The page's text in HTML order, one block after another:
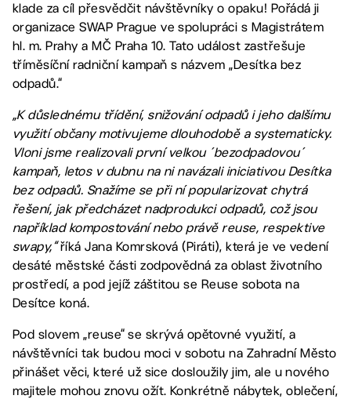
klade za cíl přesvědčit návštěvníky o opaku! Pořádá ji
organizace SWAP Prague ve spolupráci s Magistrátem
hl. m. Prahy a MČ Praha 10. Tato událost zastřešuje
tříměsíční radniční kampaň s názvem „Desítka bez
odpadů.“
„K důslednému třídění, snižování odpadů i jeho dalšímu
využití občany motivujeme dlouhodobě a systematicky.
Vloni jsme realizovali první velkou ´bezodpadovou´
kampaň, letos v dubnu na ni navázali iniciativou Desítka
bez odpadů. Snažíme se při ní popularizovat chytrá
řešení, jak předcházet nadprodukci odpadů, což jsou
například kompostování nebo právě reuse, respektive
swapy,“říká Jana Komrsková (Piráti), která je ve vedení
desáté městské části zodpovědná za oblast životního
prostředí, a pod jejíž záštitou se Reuse sobota na
Desítce koná.
Pod slovem „reuse“ se skrývá opětovné využití, a
návštěvníci tak budou moci v sobotu na Zahradní Město
přinášet věci, které už sice dosloužily jim, ale u nového
majitele mohou znovu ožít. Konkrétně nábytek, oblečení,